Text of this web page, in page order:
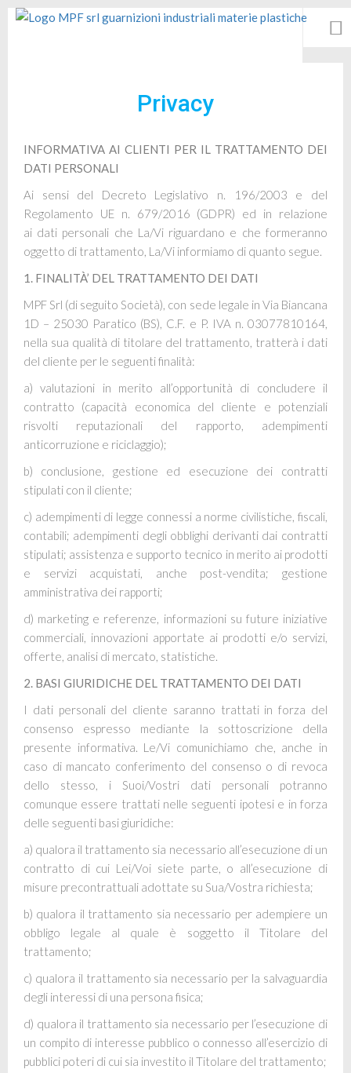
Prodotti
Contatti
ENG
Privacy
INFORMATIVA AI CLIENTI PER IL TRATTAMENTO DEI
DATI PERSONALI
Ai sensi del Decreto Legislativo n. 196/2003 e del
Regolamento UE n. 679/2016 (GDPR) ed in relazione
ai dati personali che La/Vi riguardano e che formeranno
oggetto di trattamento, La/Vi informiamo di quanto segue.
1. FINALITÀ’ DEL TRATTAMENTO DEI DATI
MPF Srl (di seguito Società), con sede legale in Via Biancana
1D – 25030 Paratico (BS), C.F. e P. IVA n. 03077810164,
nella sua qualità di titolare del trattamento, tratterà i dati
del cliente per le seguenti finalità:
a) valutazioni in merito all’opportunità di concludere il
contratto (capacità economica del cliente e potenziali
risvolti reputazionali del rapporto, adempimenti
anticorruzione e riciclaggio);
b) conclusione, gestione ed esecuzione dei contratti
stipulati con il cliente;
c) adempimenti di legge connessi a norme civilistiche, fiscali,
contabili; adempimenti degli obblighi derivanti dai contratti
stipulati; assistenza e supporto tecnico in merito ai prodotti
e servizi acquistati, anche post-vendita; gestione
amministrativa dei rapporti;
d) marketing e referenze, informazioni su future iniziative
commerciali, innovazioni apportate ai prodotti e/o servizi,
offerte, analisi di mercato, statistiche.
2. BASI GIURIDICHE DEL TRATTAMENTO DEI DATI
I dati personali del cliente saranno trattati in forza del
consenso espresso mediante la sottoscrizione della
presente informativa. Le/Vi comunichiamo che, anche in
caso di mancato conferimento del consenso o di revoca
dello stesso, i Suoi/Vostri dati personali potranno
comunque essere trattati nelle seguenti ipotesi e in forza
delle seguenti basi giuridiche:
a) qualora il trattamento sia necessario all’esecuzione di un
contratto di cui Lei/Voi siete parte, o all’esecuzione di
misure precontrattuali adottate su Sua/Vostra richiesta;
b) qualora il trattamento sia necessario per adempiere un
obbligo legale al quale è soggetto il Titolare del
trattamento;
c) qualora il trattamento sia necessario per la salvaguardia
degli interessi di una persona fisica;
d) qualora il trattamento sia necessario per l’esecuzione di
un compito di interesse pubblico o connesso all’esercizio di
pubblici poteri di cui sia investito il Titolare del trattamento;